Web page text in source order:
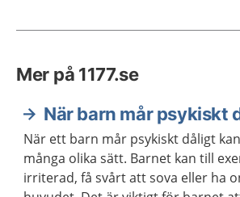
Mer på 1177.se
När barn mår psykiskt
När ett barn mår psykiskt dåligt
många olika sätt. Barnet kan till
irriterad, få svårt att sova eller ha